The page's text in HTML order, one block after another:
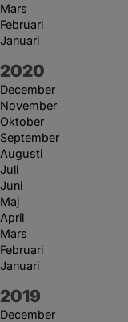
Mars
Februari
Januari
År:
2020
December
November
Oktober
September
Augusti
Juli
Juni
Maj
April
Mars
Februari
Januari
År:
2019
December